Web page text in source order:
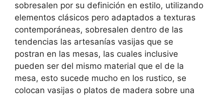
sobresalen por su definición en estilo, utilizando
elementos clásicos pero adaptados a texturas
contemporáneas, sobresalen dentro de las
tendencias las artesanías vasijas que se
postran en las mesas, las cuales inclusive
pueden ser del mismo material que el de la
mesa, esto sucede mucho en los rustico, se
colocan vasijas o platos de madera sobre una